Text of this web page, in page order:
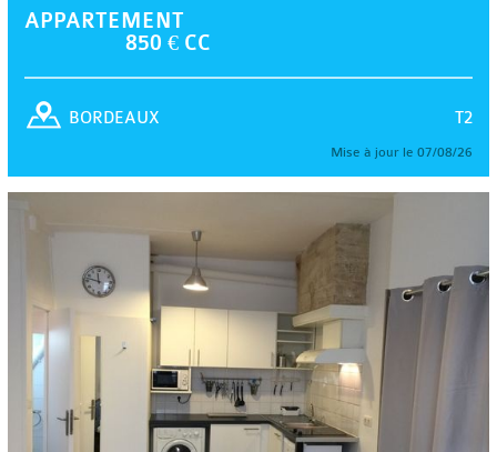
APPARTEMENT
850 € CC
T2
BORDEAUX
Mise à jour le 07/08/26